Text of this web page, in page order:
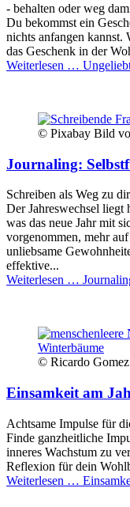
- behalten oder weg
Du bekommst ein
nichts anfangen kannst.
das Geschenk in der
Weiterlesen …
© Pixabay Bild
Journaling:
Schreiben als Weg zu
Der Jahreswechsel
was das neue Jahr mit
vorgenommen, mehr
unliebsame
effektive...
Weiterlesen …
© Ricardo
Einsamkeit am
Achtsame Impulse für
Finde ganzheitliche
inneres Wachstum zu
Reflexion für dein
Weiterlesen …